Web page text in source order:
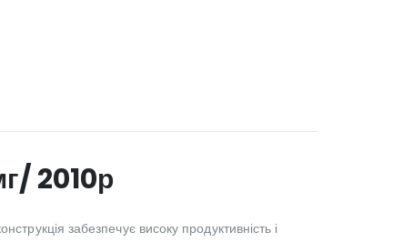
2010р
забезпечує високу продуктивність і